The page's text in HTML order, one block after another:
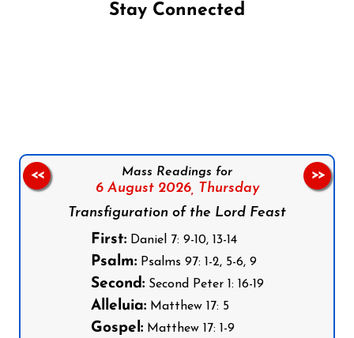
Stay Connected
Mass Readings for
6 August 2026, Thursday
Transfiguration of the Lord Feast
First:Daniel 7: 9-10, 13-14
Psalm:Psalms 97: 1-2, 5-6, 9
Second:Second Peter 1: 16-19
Alleluia:Matthew 17: 5
Gospel:Matthew 17: 1-9
<< >>